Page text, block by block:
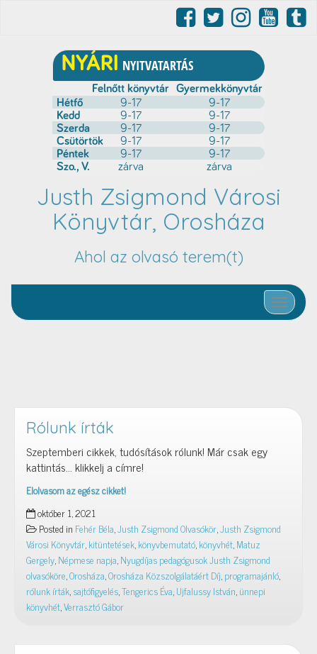
Justh Zsigmond Városi
Könyvtár, Orosháza
Ahol az olvasó terem(t)
Toggle
Rólunk írták
Szeptemberi cikkek, tudósítások rólunk! Már csak egy
kattintás… klikkelj a címre!
Elolvasom az egész cikket!
Rólunk
írtákoktóber 1, 2021
Posted in Fehér Béla,Justh Zsigmond Olvasókör,Justh Zsigmond
Városi Könyvtár,kitüntetések,könyvbemutató,könyvhét,Matuz
Gergely,Népmese napja,Nyugdíjas pedagógusok Justh Zsigmond
olvasóköre,Orosháza,Orosháza Közszolgálatáért Díj,programajánló,
rólunk írták,sajtófigyelés,Tengerics Éva,Ujfalussy István,ünnepi
könyvhét,Verrasztó Gábor